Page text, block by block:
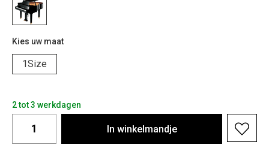
Kies uw maat
1Size
2 tot 3 werkdagen
In winkelmandje